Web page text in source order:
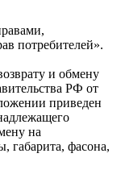
потребителей».
и обмену
РФ от
приведен
на
габарита, фасона,